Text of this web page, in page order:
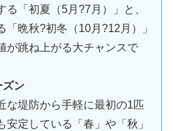
「初夏（5月?7月）」と、
「晩秋?初冬（10月?12月）」
が跳ね上がる大チャンスで
ズン
な堤防から手軽に最初の1匹
安定している「春」や「秋」